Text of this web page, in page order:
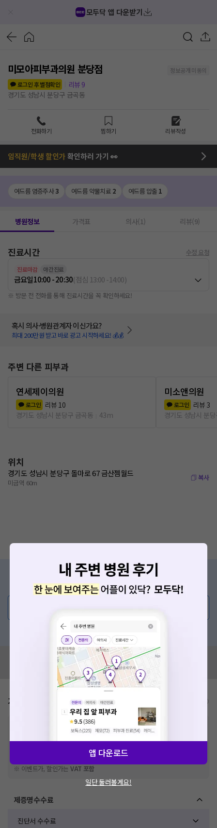
모두닥 앱 다운받기
미모아피부과의원 분당점
정보공개 미동의
로그인 후 별점확인
리뷰 9
경기도 성남시 분당구 금곡동
전화하기 찜하기 리뷰작성
임직원/학생 할인가확인하러 가기 👀
여드름 염증주사3 여드름 약물치료 2 여드름 압출 1
병원정보 가격표 의사(1) 리뷰(9)
진료시간 수정 요청
진료마감 야간진료
금요일10:00 - 20:30(점심 13:00-14:00)
※ 방문 전 전화를 통해 진료시간을 꼭 확인하세요!
혹시 의사·병원관계자 이신가요?
최대 200만원 받고 바로 광고 시작하세요! 💰💰
주변 다른 피부과
연세제이의원
로그인 리뷰 10
경기도 성남시 분당구 금곡동
43m
미소앤의원
로그인 리뷰 3
경기도 성남시 분
위치
경기도 성남시 분당구 돌마로 67 금산젬월드
미금역 60m
복사
증상/치료, 궁금한 점이 있나요?
의사가 직접 답해드려요!
혹은, 의료상담 서비스에 다양한 게시글 보러가기
혹시 잘못된 병원정보가 있나요?
모두닥 팀에 알려주세요!
가격표
비급여 항목의 경우,추가비용 등으로 실제 가격과 상이할 수 있으니, 정확
한 가격은 해당 의료기관에 직접 문의해주세요.
※급여 항목의 경우,건강보험심사평가원에 고지되어 있는 급여 진료 기준 가
격입니다. (진료와 연관된 복합적인 비용이 추가되어, 병원마다 금액이 다르게
산정될 수 있는 점 참고 바랍니다.)
※ 이벤트가, 할인가는VAT 포함
제증명수수료
진단서 수수료
앱 다운로드
일단 둘러볼게요!